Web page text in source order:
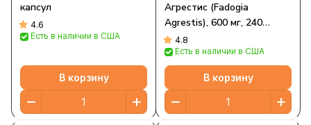
капсул
4.6
Есть в наличии в США
В корзину
Агрестис (Fadogia
Agrestis), 600 мг, 240
капсул
4.8
Есть в наличии в США
В корзину